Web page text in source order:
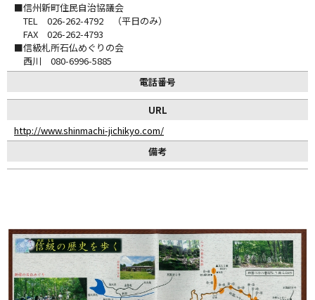
■信州新町住民自治協議会
TEL 026-262-4792 （平日のみ）
FAX 026-262-4793
■信級札所石仏めぐりの会
西川 080-6996-5885
電話番号
URL
http://www.shinmachi-jichikyo.com/
備考